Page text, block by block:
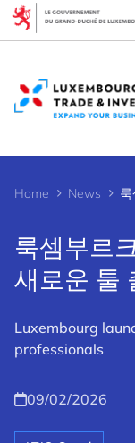
Home News
룩셈부르
새로운 툴
Luxembourg
professionals
09/02/2026
Cookies